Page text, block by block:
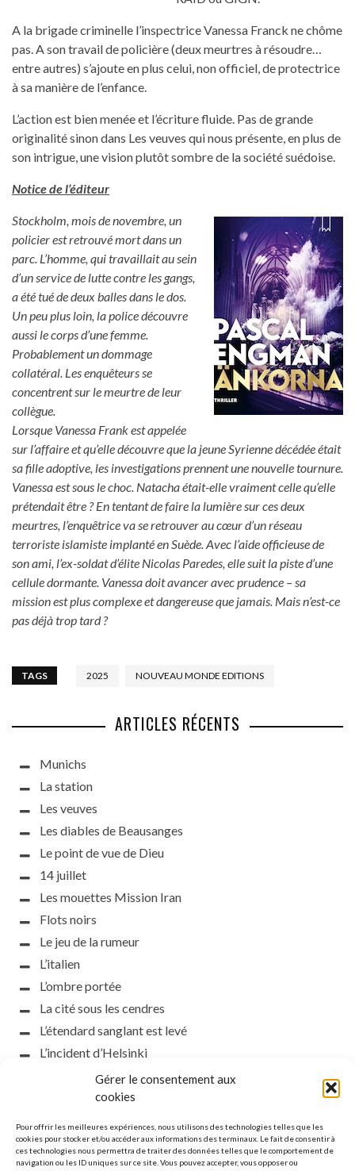
Gérer le consentement aux
cookies
Pour offrir les meilleures expériences, nous utilisons des technologies telles que les
cookies pour stocker et/ou accéder aux informations des terminaux. Le fait de consentir à
ces technologies nous permettra de traiter des données telles que le comportement de
navigation ou les ID uniques sur ce site. Vous pouvez accepter, vous opposer ou
A la brigade criminelle l’inspectrice Vanessa Franck ne chôme
pas. A son travail de policière (deux meurtres à résoudre…
entre autres) s’ajoute en plus celui, non officiel, de protectrice
à sa manière de l’enfance.
L’action est bien menée et l’écriture fluide. Pas de grande
originalité sinon dans Les veuves qui nous présente, en plus de
son intrigue, une vision plutôt sombre de la société suédoise.
Notice de l’éditeur
Stockholm, mois de novembre, un
policier est retrouvé mort dans un
parc. L’homme, qui travaillait au sein
d’un service de lutte contre les gangs,
a été tué de deux balles dans le dos.
Un peu plus loin, la police découvre
aussi le corps d’une femme.
Probablement un dommage
collatéral. Les enquêteurs se
concentrent sur le meurtre de leur
collègue.
Lorsque Vanessa Frank est appelée
sur l’affaire et qu’elle découvre que la jeune Syrienne décédée était
sa fille adoptive, les investigations prennent une nouvelle tournure.
Vanessa est sous le choc. Natacha était-elle vraiment celle qu’elle
prétendait être ? En tentant de faire la lumière sur ces deux
meurtres, l’enquêtrice va se retrouver au cœur d’un réseau
terroriste islamiste implanté en Suède. Avec l’aide officieuse de
son ami, l’ex-soldat d’élite Nicolas Paredes, elle suit la piste d’une
cellule dormante. Vanessa doit avancer avec prudence – sa
mission est plus complexe et dangereuse que jamais. Mais n’est-ce
pas déjà trop tard ?
TAGS 2025 NOUVEAU MONDE EDITIONS
ARTICLES RÉCENTS
Munichs
La station
Les veuves
Les diables de Beausanges
Le point de vue de Dieu
14 juillet
Les mouettes Mission Iran
Flots noirs
Le jeu de la rumeur
L’italien
L’ombre portée
La cité sous les cendres
L’étendard sanglant est levé
L’incident d’Helsinki
la petite fasciste
Toutes les nuances de la nuit
Que s’obscurcissent le soleil et la lumière
Le silence